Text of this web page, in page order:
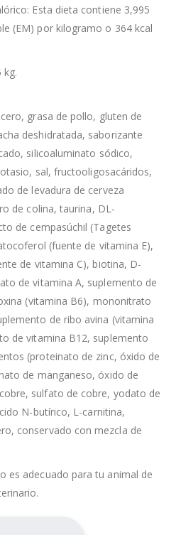
Esta dieta contiene 3,995
(EM) por kilogramo o 364 kcal
kg.
grasa de pollo, gluten de
deshidratada, saborizante
silicoaluminato sódico,
sal, fructooligosacáridos,
de levadura de cerveza
de colina, taurina, DL-
de cempasúchil (Tagetes
(fuente de vitamina E),
de vitamina C), biotina, D-
de vitamina A, suplemento de
(vitamina B6), mononitrato
de ribo avina (vitamina
de vitamina B12, suplemento
(proteinato de zinc, óxido de
de manganeso, óxido de
sulfato de cobre, yodato de
N-butírico, L-carnitina,
conservado con mezcla de
es adecuado para tu animal de